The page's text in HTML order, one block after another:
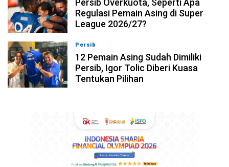
Persib Overkuota, Seperti Apa
Regulasi Pemain Asing di Super
League 2026/27?
Persib
12 Pemain Asing Sudah Dimiliki
Persib, Igor Tolic Diberi Kuasa
Tentukan Pilihan